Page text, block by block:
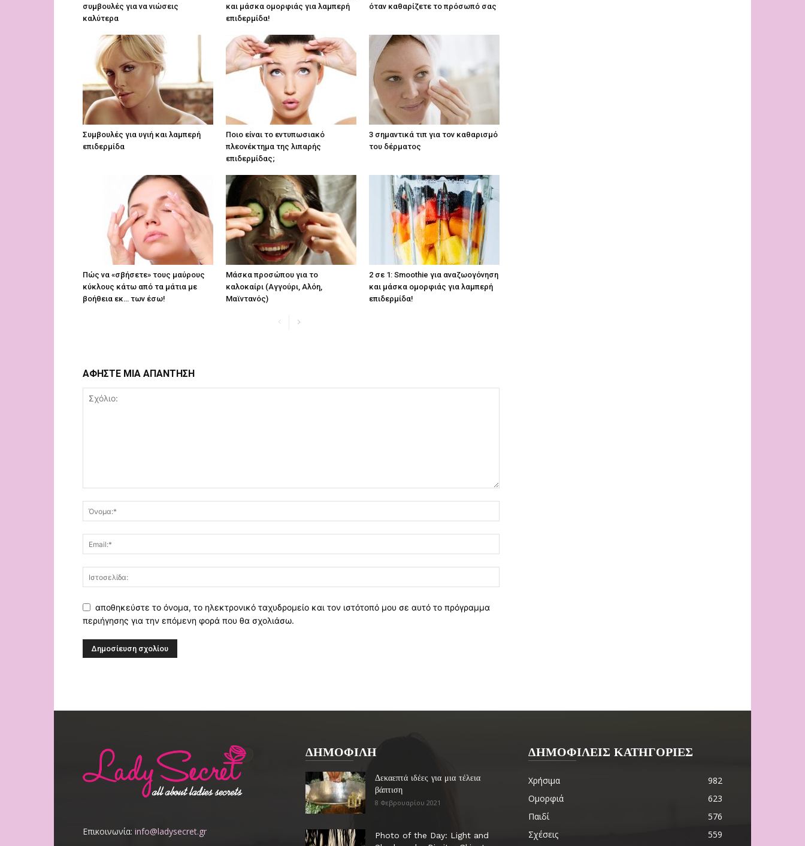
συμβουλές για να νιώσεις
καλύτερα
και μάσκα ομορφιάς για λαμπερή
επιδερμίδα!
όταν καθαρίζετε το πρόσωπό σας
Συμβουλές για υγιή και λαμπερή
επιδερμίδα
Ποιο είναι το εντυπωσιακό
πλεονέκτημα της λιπαρής
επιδερμίδας;
3 σημαντικά τιπ για τον καθαρισμό
του δέρματος
Πώς να «σβήσετε» τους μαύρους
κύκλους κάτω από τα μάτια με
βοήθεια εκ… των έσω!
Μάσκα προσώπου για το
καλοκαίρι (Αγγούρι, Αλόη,
Μαϊντανός)
2 σε 1: Smoothie για αναζωογόνηση
και μάσκα ομορφιάς για λαμπερή
επιδερμίδα!
ΑΦΗΣΤΕ ΜΙΑ ΑΠΑΝΤΗΣΗ
αποθηκεύστε το όνομα, το ηλεκτρονικό ταχυδρομείο και τον ιστότοπό μου σε αυτό το πρόγραμμα
περιήγησης για την επόμενη φορά που θα σχολιάσω.
Επικοινωνία: info@ladysecret.gr
ΔΗΜΟΦΙΛΗ
Δεκαεπτά ιδέες για μια τέλεια
βάπτιση
8 Φεβρουαρίου 2021
Photo of the Day: Light and
ΔΗΜΟΦΙΛΕΙΣ ΚΑΤΗΓΟΡΙΕΣ
Χρήσιμα
982
Ομορφιά
623
Παιδί
576
Σχέσεις
559